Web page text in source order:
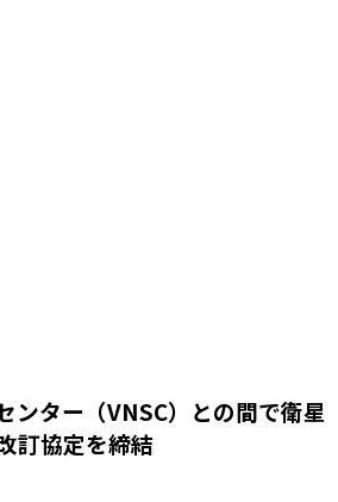
ンター（VNSC）との間で衛星
訂協定を締結